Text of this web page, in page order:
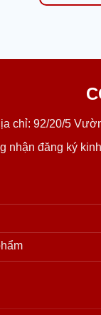
chỉ: 92/20/5
nhận đăng ký